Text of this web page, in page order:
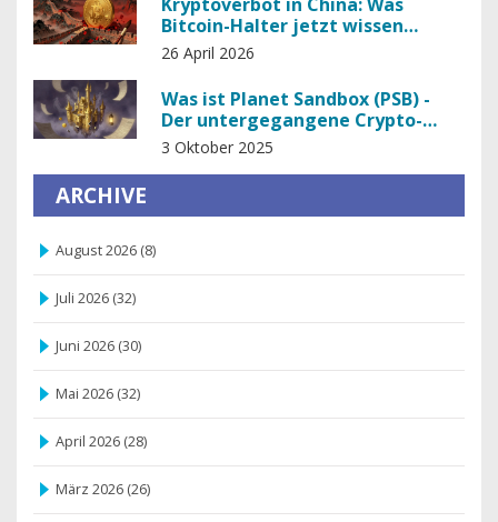
Bitcoin-Halter jetzt wissen
müssen
26 April 2026
Was ist Planet Sandbox (PSB) -
Der untergegangene Crypto-
Token
3 Oktober 2025
ARCHIVE
August 2026 (8)
Juli 2026 (32)
Juni 2026 (30)
Mai 2026 (32)
April 2026 (28)
März 2026 (26)